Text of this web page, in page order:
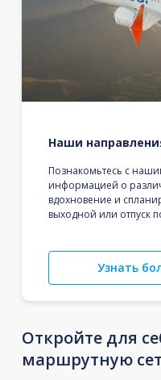
Наши
Познакомьтесь с
информацией о
вдохновение и
выходной или отпуск
Узнать
Откройте для
маршрутную